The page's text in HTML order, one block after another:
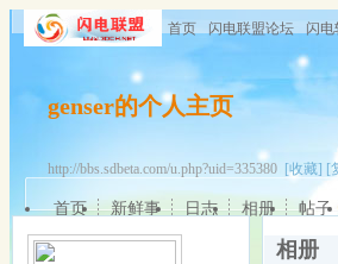
首页 闪电联盟论坛 闪电
genser的个人主页
http://bbs.sdbeta.com/u.php?uid=335380 [收藏] [
首页 新鲜事 日志 相册 帖子
相册